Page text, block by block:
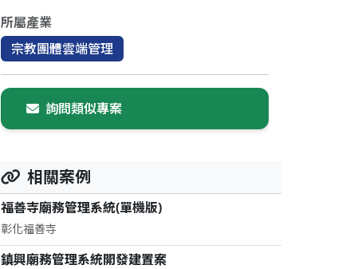
所屬產業
宗教團體雲端管理
詢問類似專案
相關案例
福善寺廟務管理系統(單機版)
彰化福善寺
鎮興廟務管理系統開發建置案